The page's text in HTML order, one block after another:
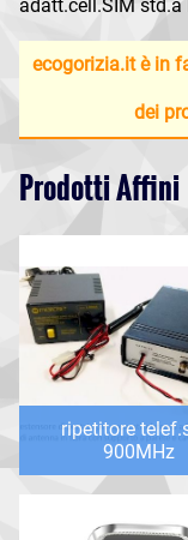
adatt.cell.SIM std.a
ecogorizia.it è in
dei
Prodotti Affini
ripetitore
900MHz